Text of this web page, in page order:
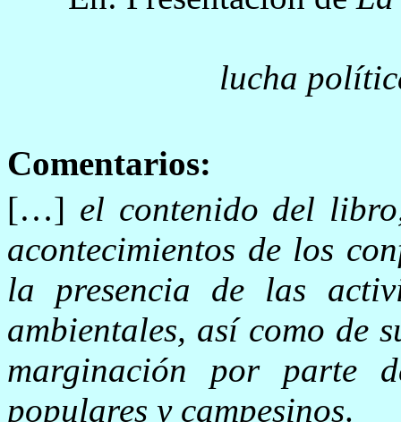
lucha
Comentarios:
[…] el contenido del
acontecimientos de los
la presencia de las
ambientales, así como de
marginación por parte
populares y campesinos.